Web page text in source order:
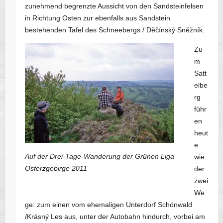
zunehmend begrenzte Aussicht von den Sandsteinfelsen
in Richtung Osten zur ebenfalls aus Sandstein
bestehenden Tafel des Schneebergs / Děčínský Sněžník.
Auf der Drei-Tage-Wanderung der Grünen Liga
Osterzgebirge 2011
Zu
m
Satt
elbe
rg
führ
en
heut
e
wie
der
zwei
We
ge: zum einen vom ehemaligen Unterdorf Schönwald
/Krásný Les aus, unter der Autobahn hindurch, vorbei am